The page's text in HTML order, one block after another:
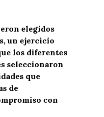
elegidos
un ejercicio
los diferentes
seleccionaron
que
de
con